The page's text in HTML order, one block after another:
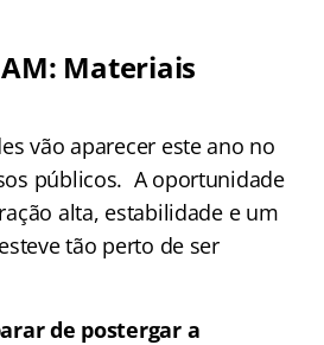
AM: Materiais
vão aparecer este ano no
públicos. A oportunidade
alta, estabilidade e um
tão perto de ser
de postergar a